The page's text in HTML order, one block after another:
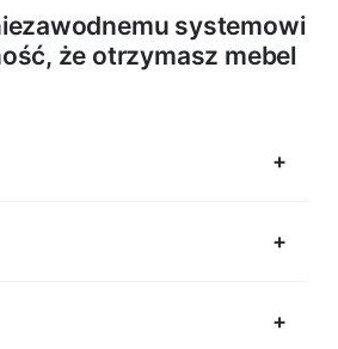
systemowi
że otrzymasz mebel